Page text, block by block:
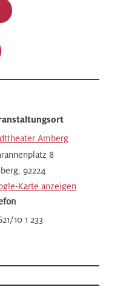
Amberg
8
, 92224
Karte anzeigen
10 1 233